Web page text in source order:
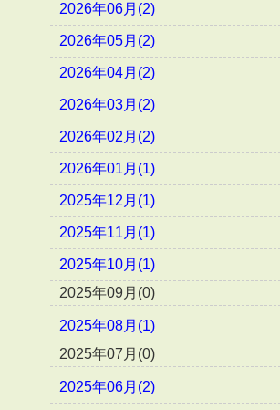
2026年06月(2)
2026年05月(2)
2026年04月(2)
2026年03月(2)
2026年02月(2)
2026年01月(1)
2025年12月(1)
2025年11月(1)
2025年10月(1)
2025年09月(0)
2025年08月(1)
2025年07月(0)
2025年06月(2)